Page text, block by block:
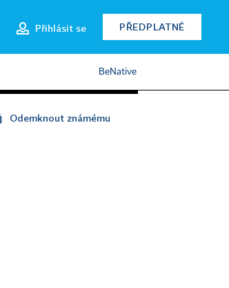
Přihlásit se PŘEDPLATNÉ
BeNative
Odemknout známému